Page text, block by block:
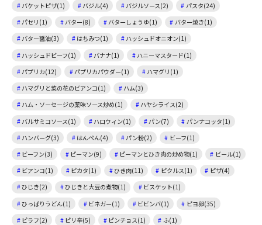
バケットピザ(1)
バジル(4) バジルソース(2)
パスタ(24)
パセリ(1)
バター(8) バターしょうゆ(1)
バター焼き(1)
バター醤油(3)
はちみつ(1)
ハッシュドオニオン(1)
ハッシュドビーフ(1)
バナナ(1)
ハニーマスタード(1)
パプリカ(12)
パプリカパウダー(1)
ハマグリ(1)
ハマグリと菜の花のビアンコ(1)
ハム(3)
ハム・ソーセージの薬味ソース炒め(1)
ハヤシライス(2)
バルサミコソース(1)
ハロウィン(1) パン(7)
パンナコッタ(1)
ハンバーグ(3)
はんぺん(4) パン粉(2)
ビーフ(1)
ビーフン(3)
ピーマン(9) ピーマンとひき肉の炒め物(1)
ビール(1)
ビアンコ(1)
ピカタ(1) ひき肉(11) ピクルス(1)
ピザ(4)
ひじき(2)
ひじきと大豆の煮物(1)
ビスケット(1)
ひっぱりうどん(1)
ビネガー(1) ビビンバ(1)
ピヨ卵(35)
ピラフ(2)
ピリ辛(5) ピンチョス(1)
ふ(1)